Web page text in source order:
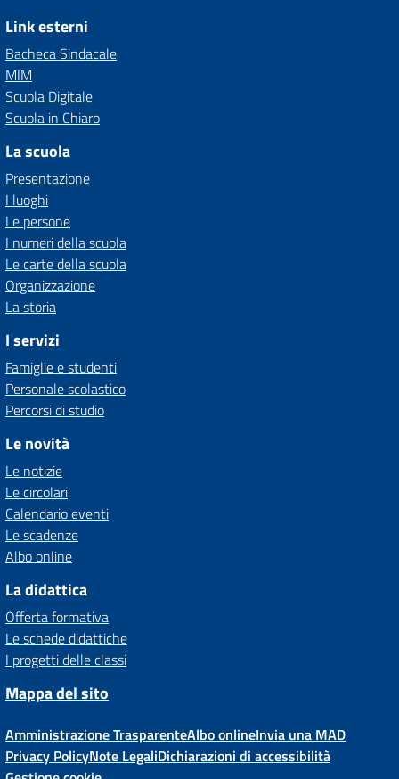
Link esterni
Bacheca Sindacale
MIM
Scuola Digitale
Scuola in Chiaro
La scuola
Presentazione
I luoghi
Le persone
I numeri della scuola
Le carte della scuola
Organizzazione
La storia
I servizi
Famiglie e studenti
Personale scolastico
Percorsi di studio
Le novità
Le notizie
Le circolari
Calendario eventi
Le scadenze
Albo online
La didattica
Offerta formativa
Le schede didattiche
I progetti delle classi
Mappa del sito
Amministrazione TrasparenteAlbo onlineInvia una MAD
Privacy PolicyNote LegaliDichiarazioni di accessibilità